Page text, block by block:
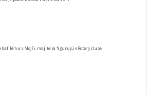
kafilérku v Mojši, majitelia figurujú v Rotary clube